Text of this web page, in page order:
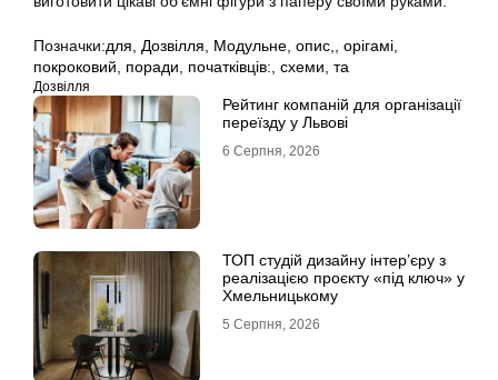
Позначки:для Дозвілля Модульне опис, орігамі
покроковий
поради початківців: схеми та
Дозвілля
Рейтинг компаній для організації
переїзду у Львові
6 Серпня, 2026
ТОП студій дизайну інтер’єру з
реалізацією проєкту «під ключ» у
Хмельницькому
5 Серпня, 2026